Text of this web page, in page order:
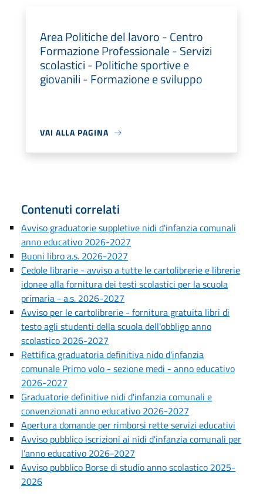
Area Politiche del lavoro - Centro
Formazione Professionale - Servizi
scolastici - Politiche sportive e
giovanili - Formazione e sviluppo
VAI ALLA PAGINA
Contenuti correlati
Avviso graduatorie suppletive nidi d'infanzia comunali
anno educativo 2026-2027
Buoni libro a.s. 2026-2027
Cedole librarie - avviso a tutte le cartolibrerie e librerie
idonee alla fornitura dei testi scolastici per la scuola
primaria - a.s. 2026-2027
Avviso per le cartolibrerie - fornitura gratuita libri di
testo agli studenti della scuola dell'obbligo anno
scolastico 2026-2027
Rettifica graduatoria definitiva nido d'infanzia
comunale Primo volo - sezione medi - anno educativo
2026-2027
Graduatorie definitive nidi d'infanzia comunali e
convenzionati anno educativo 2026-2027
Apertura domande per rimborsi rette servizi educativi
Avviso pubblico iscrizioni ai nidi d'infanzia comunali per
l'anno educativo 2026-2027
Avviso pubblico Borse di studio anno scolastico 2025-
2026